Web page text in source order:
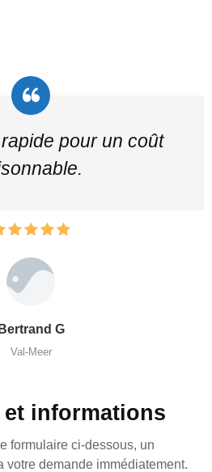
pour un coût
Bertrand G
Val-Meer
informations
formulaire ci-dessous, un
votre demande immédiatement.